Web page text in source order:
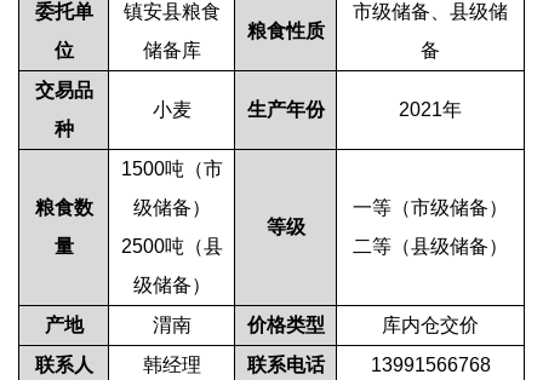
委托单
位
镇安县粮食
储备库
粮食性质
市级储备、县级储
备
交易品
种
小麦 生产年份 2021年
粮食数
量
1500吨（市
级储备）
2500吨（县
级储备）
等级
一等（市级储备）
二等（县级储备）
产地 渭南 价格类型
库内仓交价
联系人
韩经理 联系电话 13991566768